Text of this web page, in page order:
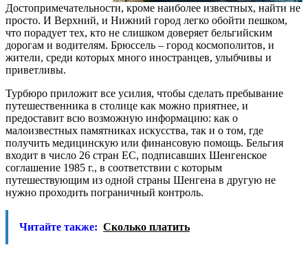
Достопримечательности, кроме наиболее известных, найти не
просто. И Верхний, и Нижний город легко обойти пешком,
что порадует тех, кто не слишком доверяет бельгийским
дорогам и водителям. Брюссель – город космополитов, и
жители, среди которых много иностранцев, улыбчивы и
приветливы.
Турбюро приложит все усилия, чтобы сделать пребывание
путешественника в столице как можно приятнее, и
предоставит всю возможную информацию: как о
малоизвестных памятниках искусства, так и о том, где
получить медицинскую или финансовую помощь. Бельгия
входит в число 26 стран ЕС, подписавших Шенгенское
соглашение 1985 г., в соответствии с которым
путешествующим из одной страны Шенгена в другую не
нужно проходить пограничный контроль.
Читайте также: Сколько платить